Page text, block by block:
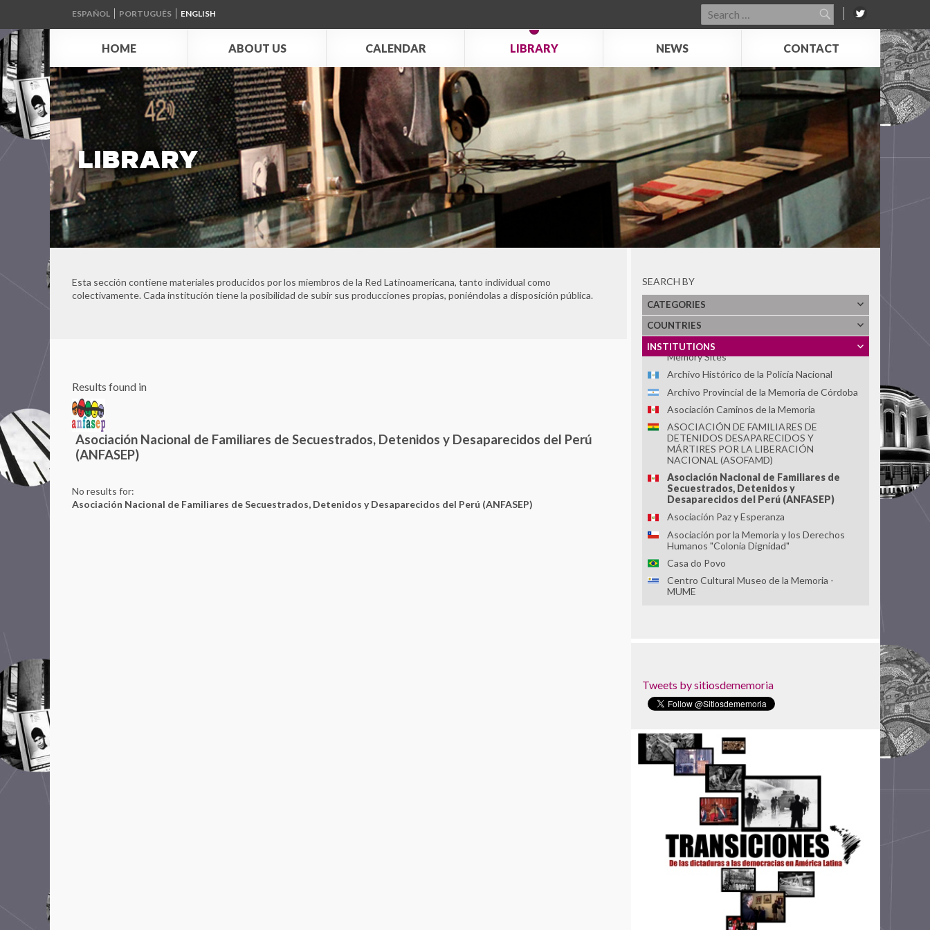
ESPAÑOL ENGLISH
PORTUGUÊS
Search
for:
HOME
ABOUT US CALENDAR LIBRARY NEWS CONTACT
LIBRARY
Esta sección contiene materiales producidos por los miembros de la Red Latinoamericana, tanto individual como
colectivamente. Cada institución tiene la posibilidad de subir sus producciones propias, poniéndolas a disposición pública.
Results found in
Asociación Nacional de Familiares de Secuestrados, Detenidos y Desaparecidos del Perú
(ANFASEP)
No results for:
Asociación Nacional de Familiares de Secuestrados, Detenidos y Desaparecidos del Perú (ANFASEP)
SEARCH BY
CATEGORIES
COUNTRIES
INSTITUTIONS
Ver Todos
Latin American and Caribbean Network of
Memory Sites
Archivo Histórico de la Policía Nacional
Archivo Provincial de la Memoria de Córdoba
Asociación Caminos de la Memoria
ASOCIACIÓN DE FAMILIARES DE
DETENIDOS DESAPARECIDOS Y
MÁRTIRES POR LA LIBERACIÓN
NACIONAL (ASOFAMD)
Asociación Nacional de Familiares de
Secuestrados, Detenidos y
Desaparecidos del Perú (ANFASEP)
Asociación Paz y Esperanza
Asociación por la Memoria y los Derechos
Humanos "Colonia Dignidad"
Casa do Povo
Centro Cultural Museo de la Memoria -
MUME
Centro de Investigaciones Históricas de los
Movimientos Sociales
Centro de la Memoria Monseñor Juan Gerardi
Centro de Memoria, Paz y Reconciliación
Centro Nacional de Memoria Histórica
Centro para la Acción Legal en Derechos
Humanos
Centro Universitário Maria Antonia da
Universidade de São Paulo
Circular de Morelia
Colectivo Todxs Somos Jorge y Javier
Comisión Vesubio y Puente 12
Comité de Derechos Humanos Nido Veinte
Comité de Familiares de Detenidos
Desaparecidos en Honduras (COFADEH)
Tweets by sitiosdememoria